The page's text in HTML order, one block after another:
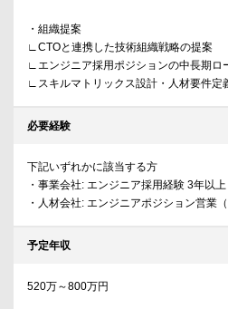
・組織提案
∟CTOと連携した技術組織戦略の提案
∟エンジニア採用ポジションの中長期ロ
∟スキルマトリックス設計・人材要件定
必要経験
下記いずれかに該当する方
・事業会社: エンジニア採用経験 3年以上
・人材会社: エンジニアポジション営業
予定年収
520万～800万円